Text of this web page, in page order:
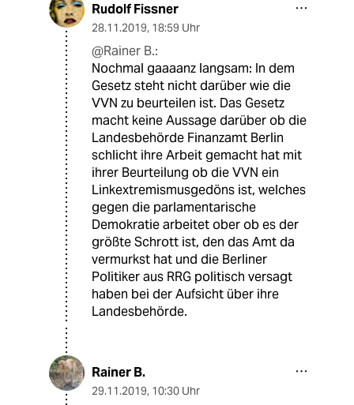
Rudolf Fissner
28.11.2019, 18:59 Uhr
@Rainer B.:
Nochmal gaaaanz langsam: In dem
Gesetz steht nicht darüber wie die
VVN zu beurteilen ist. Das Gesetz
macht keine Aussage darüber ob die
Landesbehörde Finanzamt Berlin
schlicht ihre Arbeit gemacht hat mit
ihrer Beurteilung ob die VVN ein
Linkextremismusgedöns ist, welches
gegen die parlamentarische
Demokratie arbeitet ober ob es der
größte Schrott ist, den das Amt da
vermurkst hat und die Berliner
Politiker aus RRG politisch versagt
haben bei der Aufsicht über ihre
Landesbehörde.
Rainer B.
29.11.2019, 10:30 Uhr